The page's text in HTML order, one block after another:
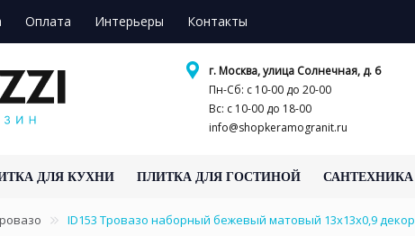
Оплата Интерьеры Контакты
г. Москва, улица Солнечная, д. 6
Пн-Сб: с 10-00 до 20-00
Вс: с 10-00 до 18-00
info@shopkeramogranit.ru
ДЛЯ КУХНИ ПЛИТКА ДЛЯ ГОСТИНОЙ САНТЕХНИКА
ID153 Тровазо наборный бежевый матовый 13x13x0,9 декор